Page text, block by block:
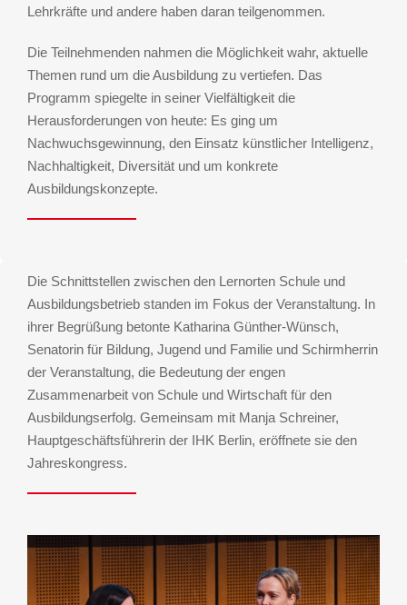
Lehrkräfte und andere haben daran teilgenommen.
Die Teilnehmenden nahmen die Möglichkeit wahr, aktuelle
Themen rund um die Ausbildung zu vertiefen. Das
Programm spiegelte in seiner Vielfältigkeit die
Herausforderungen von heute: Es ging um
Nachwuchsgewinnung, den Einsatz künstlicher Intelligenz,
Nachhaltigkeit, Diversität und um konkrete
Ausbildungskonzepte.
Die Schnittstellen zwischen den Lernorten Schule und
Ausbildungsbetrieb standen im Fokus der Veranstaltung. In
ihrer Begrüßung betonte Katharina Günther-Wünsch,
Senatorin für Bildung, Jugend und Familie und Schirmherrin
der Veranstaltung, die Bedeutung der engen
Zusammenarbeit von Schule und Wirtschaft für den
Ausbildungserfolg. Gemeinsam mit Manja Schreiner,
Hauptgeschäftsführerin der IHK Berlin, eröffnete sie den
Jahreskongress.